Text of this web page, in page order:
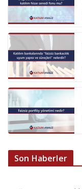
Son Haberler